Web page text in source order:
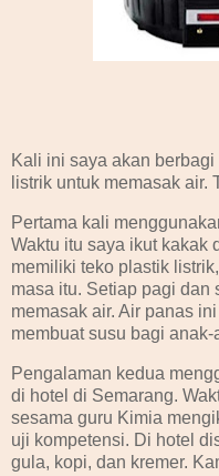
Kali ini saya akan
listrik untuk memasak
Pertama kali
Waktu itu saya ikut kakak
memiliki teko plastik
masa itu. Setiap pagi dan
memasak air. Air panas
membuat susu bagi anak-
Pengalaman kedua
di hotel di Semarang.
sesama guru Kimia
uji kompetensi. Di hotel
gula, kopi, dan kremer.